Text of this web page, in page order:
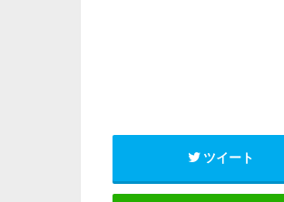
ツイート